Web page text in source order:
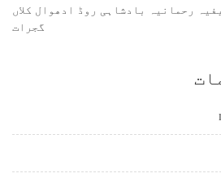
رحمانیہ بادشاہی روڈ ادھوال کلاں
گجرات